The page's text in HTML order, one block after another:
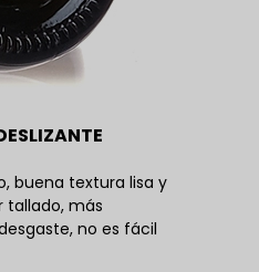
buena textura lisa y
tallado, más
no es fácil